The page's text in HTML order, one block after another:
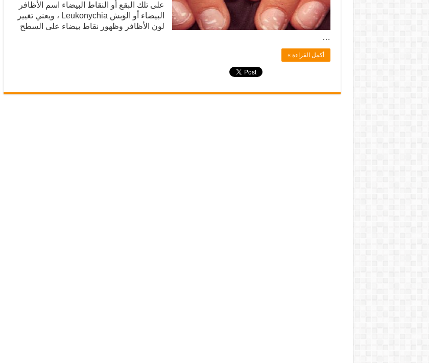
على تلك البقع أو النقاط البيضاء اسم الأظافر
البيضاء أو الوَبش Leukonychia ، ويعني تغيير
لون الأظافر وظهور نقاط بيضاء على السطح
…
أكمل القراءة »